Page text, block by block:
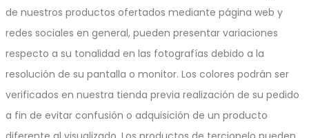
de nuestros productos ofertados mediante página web y
redes sociales en general, pueden presentar variaciones
respecto a su tonalidad en las fotografías debido a la
resolución de su pantalla o monitor. Los colores podrán ser
verificados en nuestra tienda previa realización de su pedido
a fin de evitar confusión o adquisición de un producto